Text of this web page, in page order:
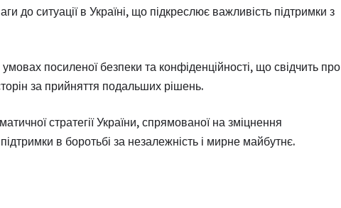
до ситуації в Україні, що підкреслює важливість підтримки з
посиленої безпеки та конфіденційності, що свідчить про
за прийняття подальших рішень.
стратегії України, спрямованої на зміцнення
в боротьбі за незалежність і мирне майбутнє.